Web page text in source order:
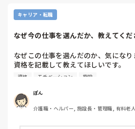
キャリア・転職
なぜ今の仕事を選んだか、教えてくだ
なぜこの仕事を選んだのか、気になり
資格を記載して教えてほしいです。
帰省して中学の同級生と地元でご飯し
の仕事をしていると聞いて、その時
資格 モチベーション 施設
ぽん
介護職・ヘルパー, 施設長・管理職, 有料老